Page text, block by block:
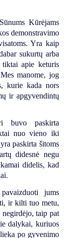
Kūrėjams
demonstravimo
Yra kaip
sukurtų arba
apie keturis
manome, jog
kurie kada nors
ir apgyvendintų
buvo paskirta
nuo vieno iki
paskirta šitoms
didesnė negu
didelis, kad
jums
ir kilti tuo metu,
negirdėjo, taip pat
dalykai, kuriuos
po gyvenimo